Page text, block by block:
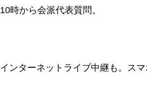
10時から会派代表質問。
インターネットライブ中継も。スマ